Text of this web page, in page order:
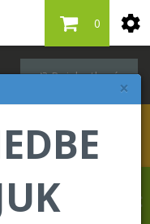
×
Bejelentkezés
0
a Forever Living